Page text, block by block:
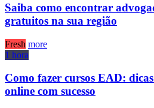
Saiba como encontrar
gratuitos na sua região
Fresh more
1 hora
Como fazer cursos EAD:
online com sucesso